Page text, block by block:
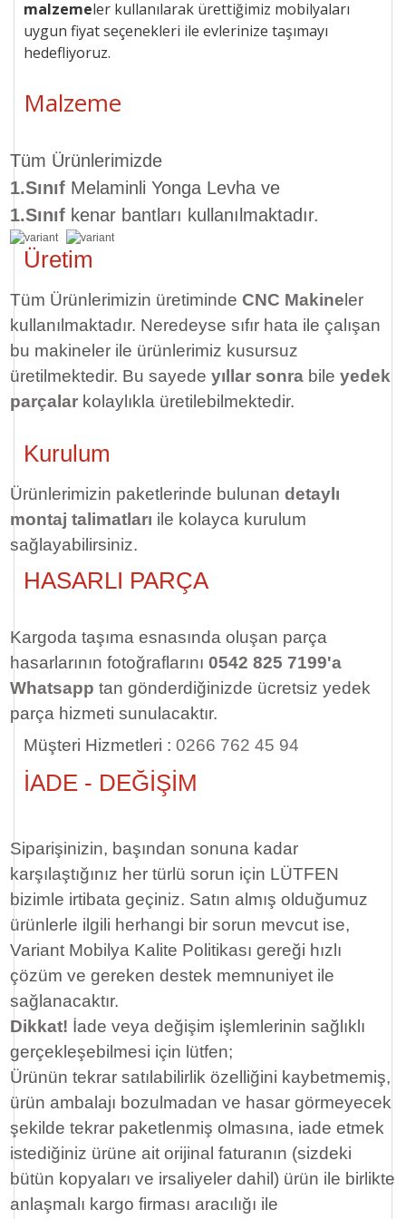
malzemeler kullanılarak ürettiğimiz mobilyaları
uygun fiyat seçenekleri ile evlerinize taşımayı
hedefliyoruz.
Malzeme
Tüm Ürünlerimizde
1.Sınıf Melaminli Yonga Levha ve
1.Sınıf kenar bantları kullanılmaktadır.
Üretim
Tüm Ürünlerimizin üretiminde CNC Makineler
kullanılmaktadır. Neredeyse sıfır hata ile çalışan
bu makineler ile ürünlerimiz kusursuz
üretilmektedir. Bu sayede yıllar sonra bile yedek
parçalar kolaylıkla üretilebilmektedir.
Kurulum
Ürünlerimizin paketlerinde bulunan detaylı
montaj talimatları ile kolayca kurulum
sağlayabilirsiniz.
HASARLI PARÇA
Kargoda taşıma esnasında oluşan parça
hasarlarının fotoğraflarını 0542 825 7199'a
Whatsapp tan gönderdiğinizde ücretsiz yedek
parça hizmeti sunulacaktır.
Müşteri Hizmetleri : 0266 762 45 94
İADE - DEĞİŞİM
Siparişinizin, başından sonuna kadar
karşılaştığınız her türlü sorun için LÜTFEN
bizimle irtibata geçiniz. Satın almış olduğumuz
ürünlerle ilgili herhangi bir sorun mevcut ise,
Variant Mobilya Kalite Politikası gereği hızlı
çözüm ve gereken destek memnuniyet ile
sağlanacaktır.
Dikkat! İade veya değişim işlemlerinin sağlıklı
gerçekleşebilmesi için lütfen;
Ürünün tekrar satılabilirlik özelliğini kaybetmemiş,
ürün ambalajı bozulmadan ve hasar görmeyecek
şekilde tekrar paketlenmiş olmasına, iade etmek
istediğiniz ürüne ait orijinal faturanın (sizdeki
bütün kopyaları ve irsaliyeler dahil) ürün ile birlikte
anlaşmalı kargo firması aracılığı ile